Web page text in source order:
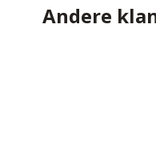
Andere